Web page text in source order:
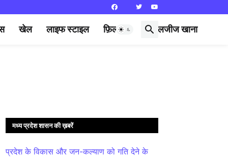
खेल लाइफ स्टाइल फ़िल्मी दुनिया लजीज खाना
मध्य प्रदेश शासन की ख़बरें
प्रदेश के विकास और जन-कल्याण को गति देने के